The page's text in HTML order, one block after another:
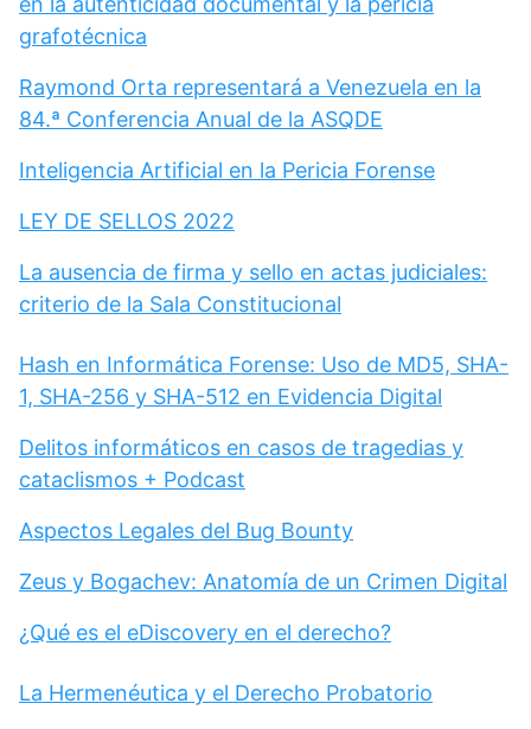
grafotécnica
Raymond Orta representará a Venezuela en la
84.ª Conferencia Anual de la ASQDE
Inteligencia Artificial en la Pericia Forense
LEY DE SELLOS 2022
La ausencia de firma y sello en actas judiciales:
criterio de la Sala Constitucional
Hash en Informática Forense: Uso de MD5, SHA-
1, SHA-256 y SHA-512 en Evidencia Digital
Delitos informáticos en casos de tragedias y
cataclismos + Podcast
Aspectos Legales del Bug Bounty
Zeus y Bogachev: Anatomía de un Crimen Digital
¿Qué es el eDiscovery en el derecho?
La Hermenéutica y el Derecho Probatorio